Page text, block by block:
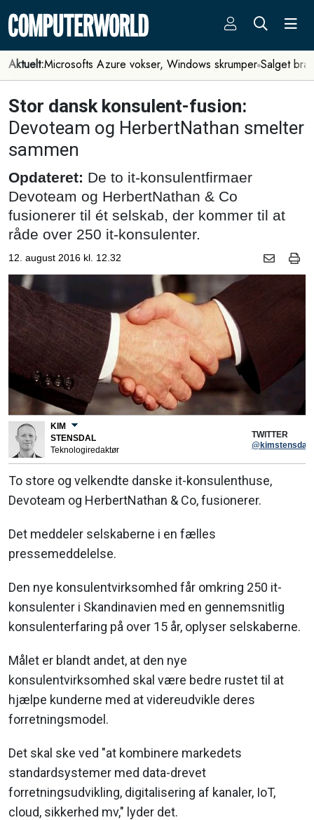
Aktuelt:Microsofts Azure vokser, Windows skrumper Salget
Stor dansk konsulent-fusion:
Devoteam og HerbertNathan smelter
sammen
Opdateret: De to it-konsulentfirmaer
Devoteam og HerbertNathan & Co
fusionerer til ét selskab, der kommer til at
råde over 250 it-konsulenter.
12. august 2016 kl. 12.32
KIM
STENSDAL
Teknologiredaktør
TWITTER
@kimstensdal
To store og velkendte danske it-konsulenthuse,
Devoteam og HerbertNathan & Co, fusionerer.
Det meddeler selskaberne i en fælles
pressemeddelelse.
Den nye konsulentvirksomhed får omkring 250 it-
konsulenter i Skandinavien med en gennemsnitlig
konsulenterfaring på over 15 år, oplyser selskaberne.
Målet er blandt andet, at den nye
konsulentvirksomhed skal være bedre rustet til at
hjælpe kunderne med at videreudvikle deres
forretningsmodel.
Det skal ske ved "at kombinere markedets
standardsystemer med data-drevet
forretningsudvikling, digitalisering af kanaler, IoT,
cloud, sikkerhed mv," lyder det.